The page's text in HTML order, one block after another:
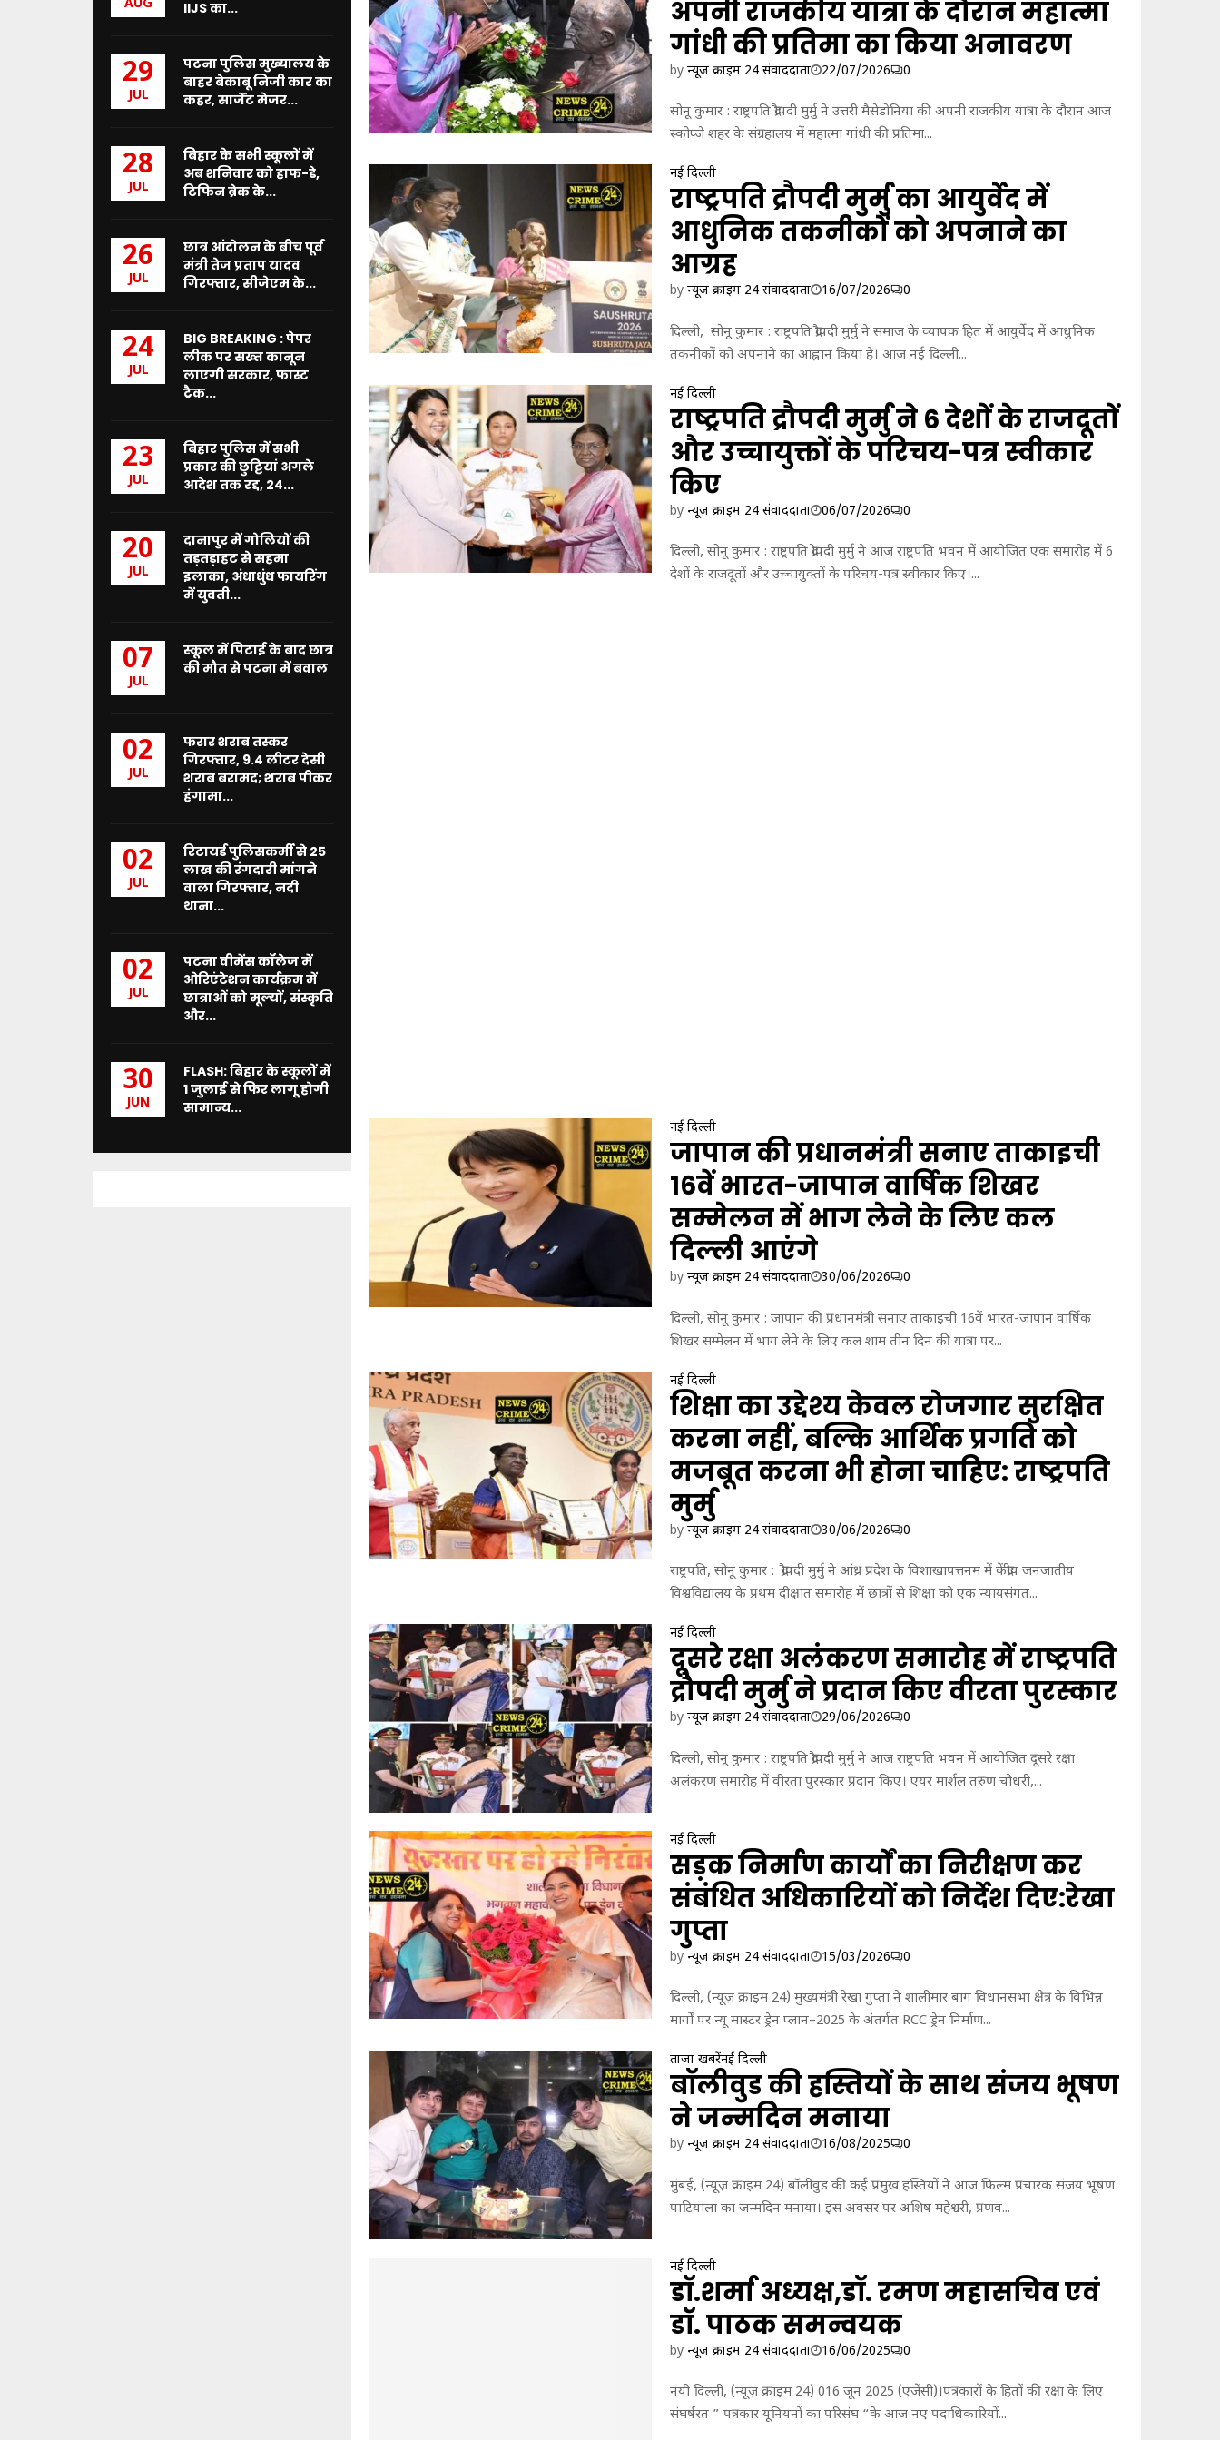
न
-
मु
क्त
यु
सं
क
ल्प
या
न
की
आ
की
री
रो
मा
नि
या
के
बी
च
क
स
ह
यो
ब
ढ़ा
ने
प
र
र
दि
या
र
ली
क
प
स
का
ला
ए
गी
का
,
फा
क
को
र्ट
औ
क
ड़ी
स
जा
का
अपनी राजकीय यात्रा के दौरान महात्मा
गांधी की प्रतिमा का किया अनावरण
byन्यूज़ क्राइम 24 संवाददाता 22/07/2026 0
सोनू कुमार : राष्ट्रपति द्रौपदी मुर्मु ने उत्तरी मैसेडोनिया की अपनी राजकीय यात्रा के दौरान आज
स्कोप्जे शहर के संग्रहालय में महात्मा गांधी की प्रतिमा...
नई दिल्ली
राष्ट्रपति द्रौपदी मुर्मु का आयुर्वेद में
आधुनिक तकनीकों को अपनाने का
आग्रह
byन्यूज़ क्राइम 24 संवाददाता 16/07/2026 0
दिल्ली, सोनू कुमार : राष्ट्रपति द्रौपदी मुर्मु ने समाज के व्‍यापक हित में आयुर्वेद में आधुनिक
तकनीकों को अपनाने का आह्वान किया है। आज नई दिल्ली...
नई दिल्ली
राष्ट्रपति द्रौपदी मुर्मु ने 6 देशों के राजदूतों
और उच्चायुक्तों के परिचय-पत्र स्वीकार
किए
byन्यूज़ क्राइम 24 संवाददाता 06/07/2026 0
दिल्ली, सोनू कुमार : राष्ट्रपति द्रौपदी मुर्मु ने आज राष्ट्रपति भवन में आयोजित एक समारोह में 6
देशों के राजदूतों और उच्चायुक्तों के परिचय-पत्र स्वीकार किए।...
नई दिल्ली
जापान की प्रधानमंत्री सनाए ताकाइची
16वें भारत-जापान वार्षिक शिखर
सम्मेलन में भाग लेने के लिए कल
दिल्ली आएंगे
byन्यूज़ क्राइम 24 संवाददाता 30/06/2026 0
दिल्ली, सोनू कुमार : जापान की प्रधानमंत्री सनाए ताकाइची 16वें भारत-जापान वार्षिक
शिखर सम्मेलन में भाग लेने के लिए कल शाम तीन दिन की यात्रा पर...
नई दिल्ली
शिक्षा का उद्देश्य केवल रोजगार सुरक्षित
करना नहीं, बल्कि आर्थिक प्रगति को
मजबूत करना भी होना चाहिए: राष्ट्रपति
मुर्मु
byन्यूज़ क्राइम 24 संवाददाता 30/06/2026 0
राष्ट्रपति, सोनू कुमार : द्रौपदी मुर्मु ने आंध्र प्रदेश के विशाखापत्तनम में केंद्रीय जनजातीय
विश्वविद्यालय के प्रथम दीक्षांत समारोह में छात्रों से शिक्षा को एक न्यायसंगत...
नई दिल्ली
दूसरे रक्षा अलंकरण समारोह में राष्ट्रपति
द्रौपदी मुर्मु ने प्रदान किए वीरता पुरस्कार
byन्यूज़ क्राइम 24 संवाददाता 29/06/2026 0
दिल्ली, सोनू कुमार : राष्ट्रपति द्रौपदी मुर्मु ने आज राष्ट्रपति भवन में आयोजित दूसरे रक्षा
अलंकरण समारोह में वीरता पुरस्कार प्रदान किए। एयर मार्शल तरुण चौधरी,...
नई दिल्ली
सड़क निर्माण कार्यों का निरीक्षण कर
संबंधित अधिकारियों को निर्देश दिए:रेखा
गुप्ता
byन्यूज़ क्राइम 24 संवाददाता 15/03/2026 0
दिल्ली, (न्यूज़ क्राइम 24) मुख्यमंत्री रेखा गुप्ता ने शालीमार बाग विधानसभा क्षेत्र के विभिन्न
मार्गों पर न्यू मास्टर ड्रेन प्लान–2025 के अंतर्गत RCC ड्रेन निर्माण...
ताजा खबरेंनई दिल्ली
बॉलीवुड की हस्तियों के साथ संजय भूषण
ने जन्मदिन मनाया
byन्यूज़ क्राइम 24 संवाददाता 16/08/2025 0
मुंबई, (न्यूज़ क्राइम 24) बॉलीवुड की कई प्रमुख हस्तियों ने आज फिल्म प्रचारक संजय भूषण
पाटियाला का जन्मदिन मनाया। इस अवसर पर अशिष महेश्वरी, प्रणव...
नई दिल्ली
डॉ.शर्मा अध्यक्ष,डॉ. रमण महासचिव एवं
डॉ. पाठक समन्वयक
byन्यूज़ क्राइम 24 संवाददाता 16/06/2025 0
नयी दिल्ली, (न्यूज़ क्राइम 24) 016 जून 2025 (एजेंसी)।पत्रकारों के हितों की रक्षा के लिए
संघर्षरत ” पत्रकार यूनियनों का परिसंघ “के आज नए पदाधिकारियों...
AUG
IIJS का...
29
JUL
पटना पुलिस मुख्यालय के
बाहर बेकाबू निजी कार का
कहर, सार्जेंट मेजर...
28
JUL
बिहार के सभी स्कूलों में
अब शनिवार को हाफ-डे,
टिफिन ब्रेक के...
26
JUL
छात्र आंदोलन के बीच पूर्व
मंत्री तेज प्रताप यादव
गिरफ्तार, सीजेएम के...
24
JUL
BIG BREAKING : पेपर
लीक पर सख्त कानून
लाएगी सरकार, फास्ट
ट्रैक...
23
JUL
बिहार पुलिस में सभी
प्रकार की छुट्टियां अगले
आदेश तक रद्द, 24...
20
JUL
दानापुर में गोलियों की
तड़तड़ाहट से सहमा
इलाका, अंधाधुंध फायरिंग
में युवती...
07
JUL
स्कूल में पिटाई के बाद छात्र
की मौत से पटना में बवाल
02
JUL
फरार शराब तस्कर
गिरफ्तार, 9.4 लीटर देसी
शराब बरामद; शराब पीकर
हंगामा...
02
JUL
रिटायर्ड पुलिसकर्मी से 25
लाख की रंगदारी मांगने
वाला गिरफ्तार, नदी
थाना...
02
JUL
पटना वीमेंस कॉलेज में
ओरिएंटेशन कार्यक्रम में
छात्राओं को मूल्यों, संस्कृति
और...
30
JUN
FLASH: बिहार के स्कूलों में
1 जुलाई से फिर लागू होगी
सामान्य...